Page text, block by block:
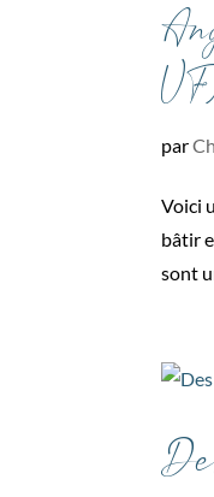
par
Voici
bâtir
sont